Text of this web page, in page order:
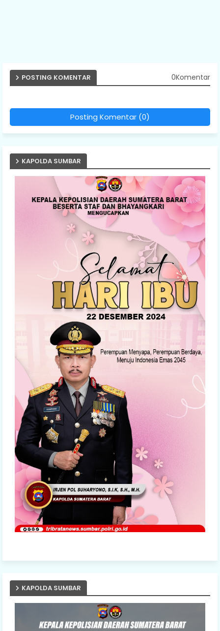
POSTING KOMENTAR 0Komentar
Posting Komentar (0)
KAPOLDA SUMBAR
KAPOLDA SUMBAR